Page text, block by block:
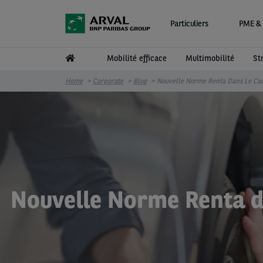
Particuliers PME
Mobilité efficace Multimobilité
Home Corporate Blog Nouvelle Norme Renta Dans Le
Nouvelle Norme Renta